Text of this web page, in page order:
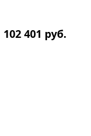
102 401 руб.